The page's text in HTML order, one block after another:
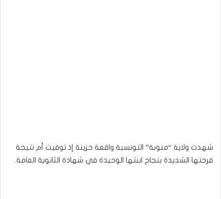
شهدت ولاية “منوبة” التونسية واقعة حزينة إذ توفيت أم نتيجة
فرحتها الشديدة بنجاح ابنتها الوحيدة في شهادة الثانوية العامة.